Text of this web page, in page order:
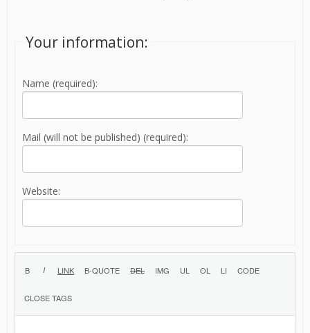
Your information:
Name (required):
Mail (will not be published) (required):
Website: